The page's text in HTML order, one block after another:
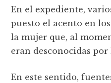
En el expediente,
puesto el acento en
la mujer que, al
eran desconocidas por
En este sentido,